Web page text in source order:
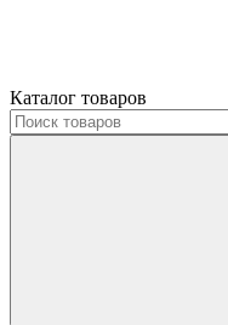
Каталог товаров